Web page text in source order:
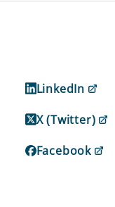
LinkedIn
X (Twitter)
Facebook